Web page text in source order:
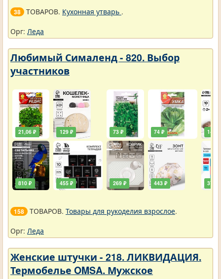
38 ТОВАРОВ. Кухонная утварь .
Орг: Леда
Любимый Сималенд - 820. Выбор
участников
21,06 ₽
810 ₽
129 ₽
455 ₽
73 ₽
269 ₽
74 ₽
443 ₽
146 ₽
378 ₽
158 ТОВАРОВ. Товары для рукоделия взрослое.
Орг: Леда
Женские штучки - 218. ЛИКВИДАЦИЯ.
Термобелье OMSA. Мужское